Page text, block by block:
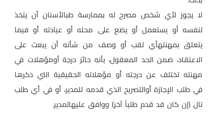
لا يجوز لأي شخص مصرح له بممارسة طبالأسنان أن يتخذ
لنفسه أو يستعمل أو يضع على محله أو عيادته أو فيما
يتعلق بمهنتهأي لقب أو وصف من شأنه أن يبعث على
الاعتقاد، ضمن الحد المعقول، بأنه حائز درجة أومؤهلات في
مهنته تختلف عن درجته أو مؤهلاته الحقيقية التي ذكرها
في طلب الإجازة أوالتصريح الذي قدمه للمدير، أو في أي طلب
تال (إن كان قد قدم طلباً آخر) ووافق عليهالمدير.